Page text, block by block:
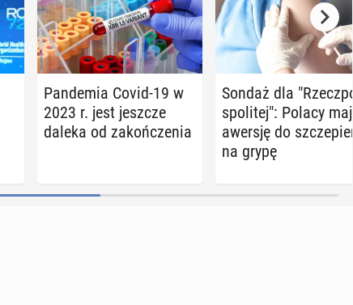
Pan­de­mia Covid-19 w
2023 r. jest jeszcze
daleka od za­koń­cze­nia
Sondaż dla "Rzecz­po­
spo­li­tej": Polacy mają
awersję do szcze­pień
na grypę